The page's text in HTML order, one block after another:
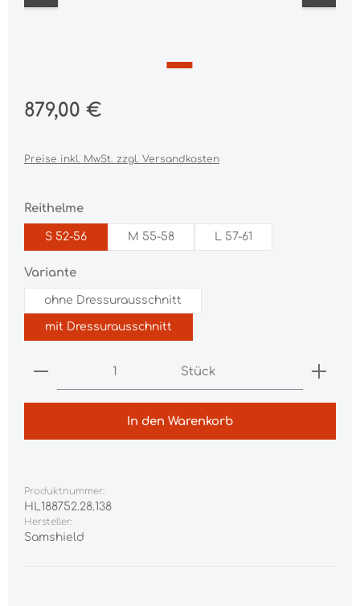
Regulärer Preis:
879,00 €
Preise inkl. MwSt. zzgl. Versandkosten
Reithelmeauswählen
S 52-56 M 55-58 L 57-61
Varianteauswählen
ohne Dressurausschnitt
mit Dressurausschnitt
Produkt Anzahl: Gib den gewünschten
Stück
In den Warenkorb
Produktnummer:
HL188752.28.138
Hersteller:
Samshield